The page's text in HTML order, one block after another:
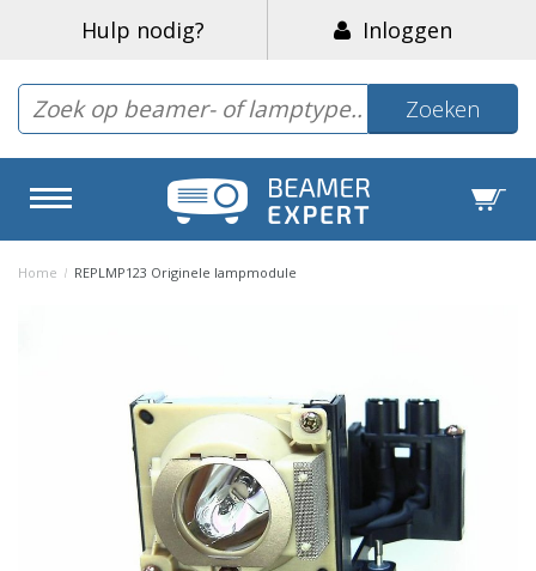
Hulp nodig? Inloggen
Zoeken
Home / REPLMP123 Originele lampmodule